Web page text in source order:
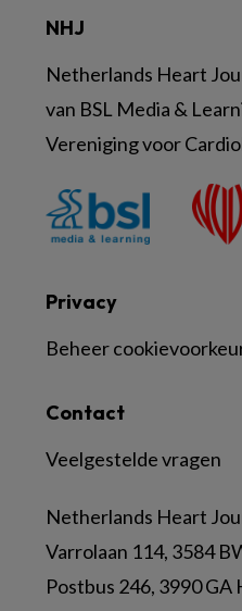
Contact
Veelgestelde vragen
Netherlands Heart
Varrolaan 114, 3584
Postbus 246, 3990 GA
Privacy
Beheer
NHJ
Netherlands Heart
van BSL Media &
Vereniging voor